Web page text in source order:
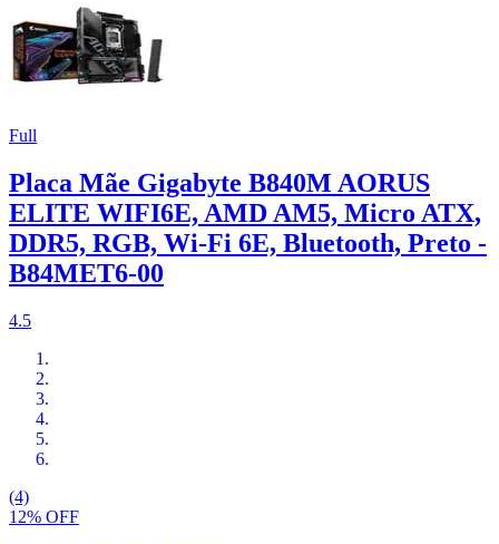
Full
Placa Mãe Gigabyte B840M AORUS
ELITE WIFI6E, AMD AM5, Micro ATX,
DDR5, RGB, Wi-Fi 6E, Bluetooth, Preto -
B84MET6-00
4.5
(4)
12% OFF